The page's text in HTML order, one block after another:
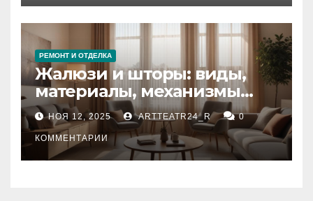
РЕМОНТ И ОТДЕЛКА
Жалюзи и шторы: виды,
материалы, механизмы
управления и уход
НОЯ 12, 2025 ARTTEATR24_R 0
КОММЕНТАРИИ